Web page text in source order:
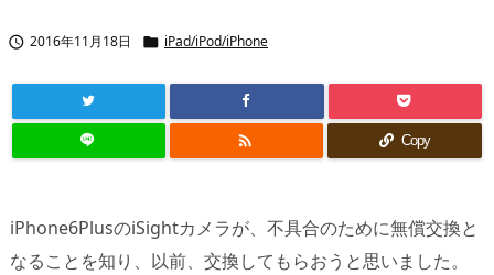
 2016年11月18日  iPad/iPod/iPhone
 Copy
iPhone6PlusのiSightカメラが、不具合のために無償交換と
なることを知り、以前、交換してもらおうと思いました。